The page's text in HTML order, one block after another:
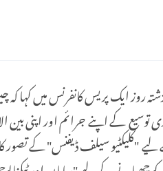
روز ایک پریس کانفرنس میں کہا
عسکری توسیع کے اپنے جرائم اور اپنی
لیے "کلیکٹیو سیلف ڈیفنس" کے تصور